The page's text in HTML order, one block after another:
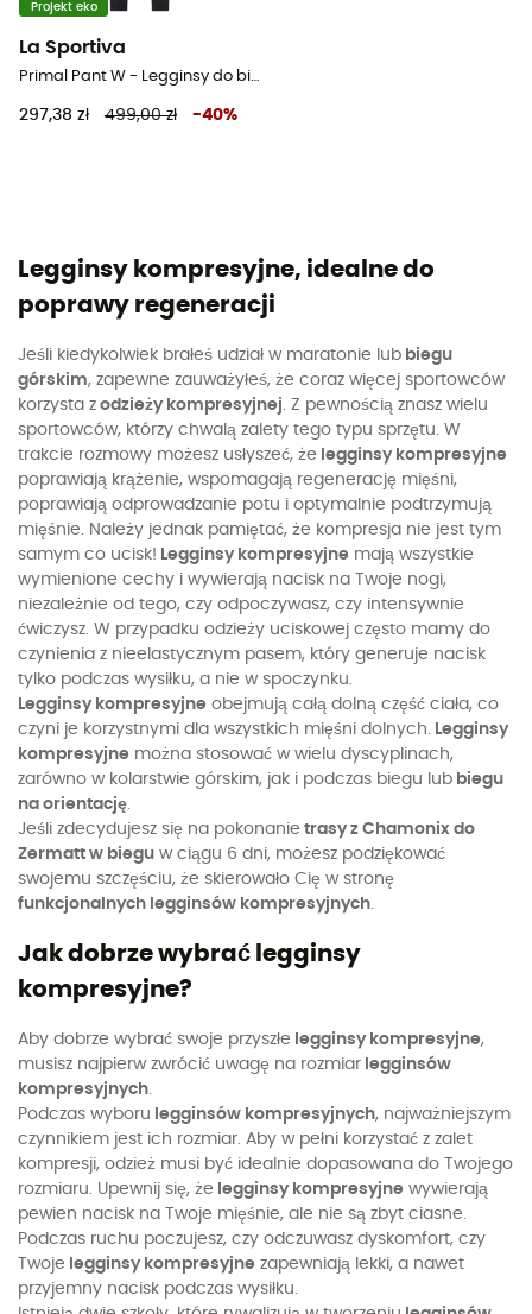
Projekt eko
La Sportiva
Primal Pant W - Legginsy do biegania damskie
297,38 zł 499,00 zł -40%
Legginsy kompresyjne, idealne do
poprawy regeneracji
Jeśli kiedykolwiek brałeś udział w maratonie lub biegu
górskim, zapewne zauważyłeś, że coraz więcej sportowców
korzysta z odzieży kompresyjnej. Z pewnością znasz wielu
sportowców, którzy chwalą zalety tego typu sprzętu. W
trakcie rozmowy możesz usłyszeć, że legginsy kompresyjne
poprawiają krążenie, wspomagają regenerację mięśni,
poprawiają odprowadzanie potu i optymalnie podtrzymują
mięśnie. Należy jednak pamiętać, że kompresja nie jest tym
samym co ucisk! Legginsy kompresyjne mają wszystkie
wymienione cechy i wywierają nacisk na Twoje nogi,
niezależnie od tego, czy odpoczywasz, czy intensywnie
ćwiczysz. W przypadku odzieży uciskowej często mamy do
czynienia z nieelastycznym pasem, który generuje nacisk
tylko podczas wysiłku, a nie w spoczynku.
Legginsy kompresyjne obejmują całą dolną część ciała, co
czyni je korzystnymi dla wszystkich mięśni dolnych. Legginsy
kompresyjne można stosować w wielu dyscyplinach,
zarówno w kolarstwie górskim, jak i podczas biegu lub biegu
na orientację.
Jeśli zdecydujesz się na pokonanie trasy z Chamonix do
Zermatt w biegu w ciągu 6 dni, możesz podziękować
swojemu szczęściu, że skierowało Cię w stronę
funkcjonalnych legginsów kompresyjnych.
Jak dobrze wybrać legginsy
kompresyjne?
Aby dobrze wybrać swoje przyszłe legginsy kompresyjne,
musisz najpierw zwrócić uwagę na rozmiar legginsów
kompresyjnych.
Podczas wyboru legginsów kompresyjnych, najważniejszym
czynnikiem jest ich rozmiar. Aby w pełni korzystać z zalet
kompresji, odzież musi być idealnie dopasowana do Twojego
rozmiaru. Upewnij się, że legginsy kompresyjne wywierają
pewien nacisk na Twoje mięśnie, ale nie są zbyt ciasne.
Podczas ruchu poczujesz, czy odczuwasz dyskomfort, czy
Twoje legginsy kompresyjne zapewniają lekki, a nawet
przyjemny nacisk podczas wysiłku.